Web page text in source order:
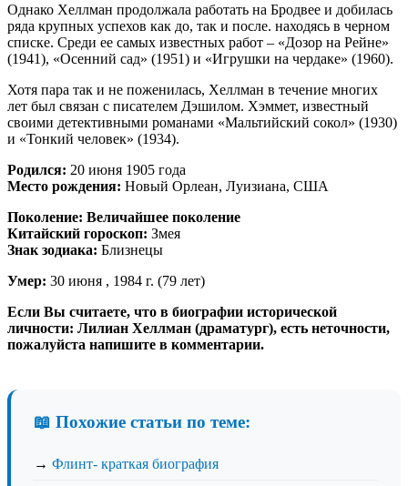
Однако Хеллман продолжала работать на Бродвее и добилась
ряда крупных успехов как до, так и после. находясь в черном
списке. Среди ее самых известных работ – «Дозор на Рейне»
(1941), «Осенний сад» (1951) и «Игрушки на чердаке» (1960).
Хотя пара так и не поженилась, Хеллман в течение многих
лет был связан с писателем Дэшилом. Хэммет, известный
своими детективными романами «Мальтийский сокол» (1930)
и «Тонкий человек» (1934).
Родился: 20 июня 1905 года
Место рождения: Новый Орлеан, Луизиана, США
Поколение: Величайшее поколение
Китайский гороскоп: Змея
Знак зодиака: Близнецы
Умер: 30 июня , 1984 г. (79 лет)
Если Вы считаете, что в биографии исторической
личности: Лилиан Хеллман (драматург), есть неточности,
пожалуйста напишите в комментарии.
📖 Похожие статьи по теме:
→ Флинт- краткая биография